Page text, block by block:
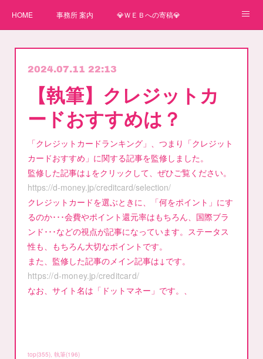
HOME 事務所 案内 💎ＷＥＢへの寄稿💎
弊事務所へのお問い合わせ講師
2024.07.11 22:13
【執筆】クレジットカ
ードおすすめは？
「クレジットカードランキング」、つまり「クレジット
カードおすすめ」に関する記事を監修しました。
監修した記事は↓をクリックして、ぜひご覧ください。
https://d-money.jp/creditcard/selection/
クレジットカードを選ぶときに、「何をポイント」にす
るのか･･･会費やポイント還元率はもちろん、国際ブラ
ンド･･･などの視点が記事になっています。ステータス
性も、もちろん大切なポイントです。
また、監修した記事のメイン記事は↓です。
https://d-money.jp/creditcard/
なお、サイト名は「ドットマネー」です。、
top(355) 執筆(196)